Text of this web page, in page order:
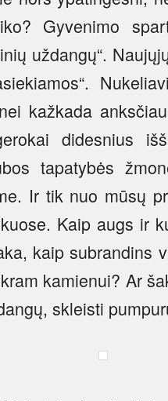
Gyvenimo
uždangų“.
kažkada
didesnius
tapatybės
Ir tik nuo mūsų
Kaip augs ir
kaip subrandins
kamienui? Ar
skleisti